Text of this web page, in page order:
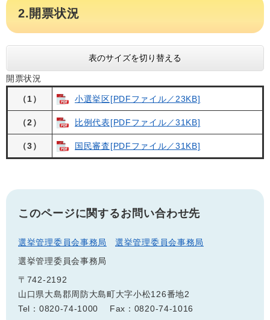
2.開票状況
表のサイズを切り替える
開票状況
（1） 小選挙区[PDFファイル／23KB]
（2） 比例代表[PDFファイル／31KB]
（3） 国民審査[PDFファイル／31KB]
このページに関するお問い合わせ先
選挙管理委員会事務局
選挙管理委員会事務局
選挙管理委員会事務局
〒742-2192
山口県大島郡周防大島町大字小松126番地2
Tel：0820-74-1000
Fax：0820-74-1016